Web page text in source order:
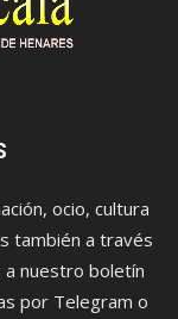
ocio, cultura
también a través
nuestro boletín
por Telegram o